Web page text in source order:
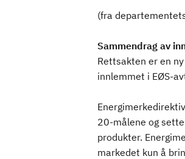
(fra
Sammendrag av
Rettsakten er en
innlemmet i EØS-
20-målene og
produkter.
markedet kun å